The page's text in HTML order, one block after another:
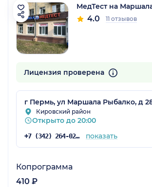
МедТест на
4.0 11 отзывов
Лицензия проверена
г Пермь, ул Маршала Рыбалко, д
Кировский район
Открыто до 20:00
+7 (342) 264-02-09 показать
Копрограмма
410 ₽